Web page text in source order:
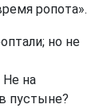
ропота».
но не
Не на
пустыне?